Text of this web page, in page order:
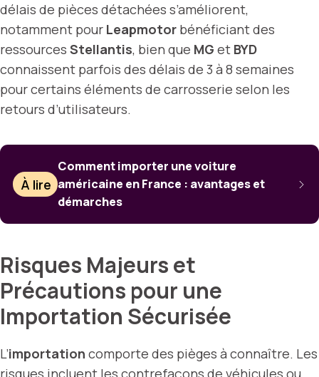
délais de pièces détachées s’améliorent,
notamment pour Leapmotor bénéficiant des
ressources Stellantis, bien que MG et BYD
connaissent parfois des délais de 3 à 8 semaines
pour certains éléments de carrosserie selon les
retours d’utilisateurs.
À lire
Comment importer une voiture
américaine en France : avantages et
démarches
Risques Majeurs et
Précautions pour une
Importation Sécurisée
L’importation comporte des pièges à connaître. Les
risques incluent les contrefaçons de véhicules ou